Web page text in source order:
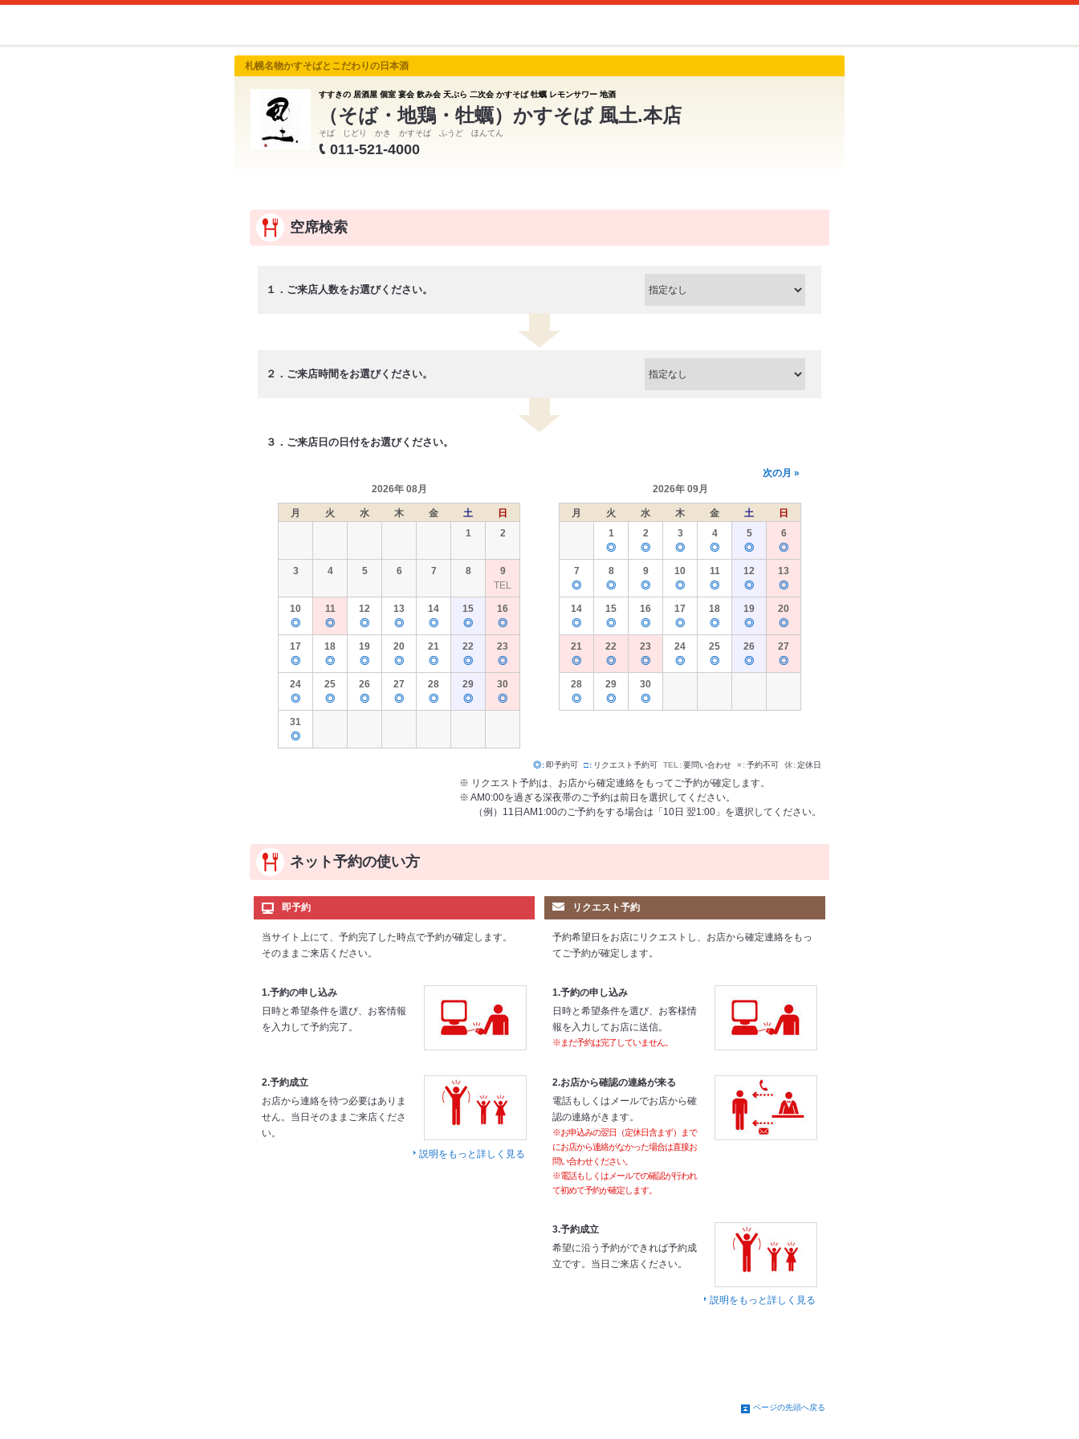
札幌名物かすそばとこだわりの日本酒
すすきの 居酒屋 個室 宴会 飲み会 天ぷら 二次会 かすそば 牡蠣 レモンサワー 地酒
（そば・地鶏・牡蠣）かすそば 風土.本店
そば じどり かき かすそば ふうど ほんてん
011-521-4000
空席検索
１．ご来店人数をお選びください。
２．ご来店時間をお選びください。
３．ご来店日の日付をお選びください。
2026年 08月
月 火 水 木 金 土
日
1
2
3 4 5 6 7 8
9
TEL
10
◎
11
◎
12
◎
13
◎
14
◎
15
◎
16
◎
17
◎
18
◎
19
◎
20
◎
21
◎
22
◎
23
◎
24
◎
25
◎
26
◎
27
◎
28
◎
29
◎
30
◎
31
◎
2026年 09月
月 火 水 木 金 土
日
1
◎
2
◎
3
◎
4
◎
5
◎
6
◎
7
◎
8
◎
9
◎
10
◎
11
◎
12
◎
13
◎
14
◎
15
◎
16
◎
17
◎
18
◎
19
◎
20
◎
21
◎
22
◎
23
◎
24
◎
25
◎
26
◎
27
◎
28
◎
29
◎
30
◎
次の月 »
◎ 即予約可 □ リクエスト予約可 TEL 要問い合わせ × 予約不可 休 定休日
※ リクエスト予約は、お店から確定連絡をもってご予約が確定します。
※ AM0:00を過ぎる深夜帯のご予約は前日を選択してください。
（例）11日AM1:00のご予約をする場合は「10日 翌1:00」を選択してください。
ネット予約の使い方
即予約
当サイト上にて、予約完了した時点で予約が確定します。
そのままご来店ください。
1.予約の申し込み
日時と希望条件を選び、お客情報
を入力して予約完了。
2.予約成立
お店から連絡を待つ必要はありま
せん。当日そのままご来店くださ
い。
説明をもっと詳しく見る
リクエスト予約
予約希望日をお店にリクエストし、お店から確定連絡をもっ
てご予約が確定します。
1.予約の申し込み
日時と希望条件を選び、お客様情
報を入力してお店に送信。
※まだ予約は完了していません。
2.お店から確認の連絡が来る
電話もしくはメールでお店から確
認の連絡がきます。
※お申込みの翌日（定休日含まず）まで
にお店から連絡がなかった場合は直接お
問い合わせください。
※電話もしくはメールでの確認が行われ
て初めて予約が確定します。
3.予約成立
希望に沿う予約ができれば予約成
立です。当日ご来店ください。
説明をもっと詳しく見る
ページの先頭へ戻る